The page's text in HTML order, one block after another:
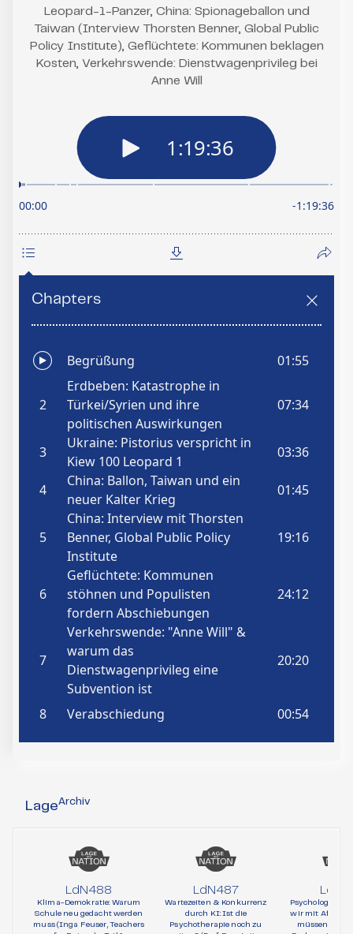
Leopard-1-Panzer, China: Spionageballon und
Taiwan (Interview Thorsten Benner, Global Public
Policy Institute), Geflüchtete: Kommunen beklagen
Kosten, Verkehrswende: Dienstwagenprivileg bei
Anne Will
LageArchiv
LdN488
Klima-Demokratie: Warum
Schule neu gedacht werden
muss (Inga Feuser, Teachers
LdN487
Wartezeiten & Konkurrenz
durch KI: Ist die
Psychotherapie noch zu
Psychologie
wir mit AfD-
müssen (Prof.